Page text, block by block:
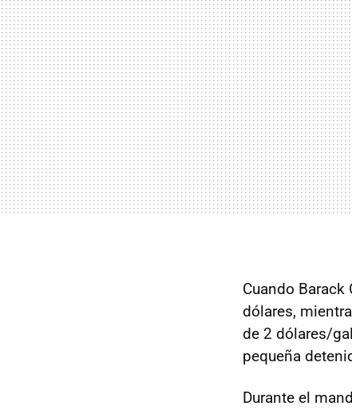
Cuando
dólares,
de 2 dólares/
pequeña
Durante el